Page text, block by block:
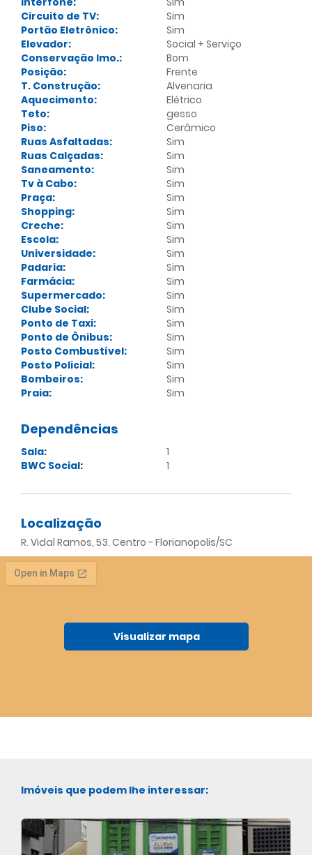
Circuito de TV:
Sim
Portão Eletrônico:
Sim
Elevador:
Social + Serviço
Conservação Imo.:
Bom
Posição:
Frente
T. Construção:
Alvenaria
Aquecimento:
Elétrico
Teto:
gesso
Piso:
Cerâmico
Ruas Asfaltadas:
Sim
Ruas Calçadas:
Sim
Saneamento:
Sim
Tv à Cabo:
Sim
Praça:
Sim
Shopping:
Sim
Creche:
Sim
Escola:
Sim
Universidade:
Sim
Padaria:
Sim
Farmácia:
Sim
Supermercado:
Sim
Clube Social:
Sim
Ponto de Taxi:
Sim
Ponto de Ônibus:
Sim
Posto Combustível:
Sim
Posto Policial:
Sim
Bombeiros:
Sim
Praia:
Sim
Dependências
Sala:
1
BWC Social:
1
Localização
R. Vidal Ramos, 53. Centro - Florianopolis/SC
Visualizar mapa
Imóveis que podem lhe interessar: